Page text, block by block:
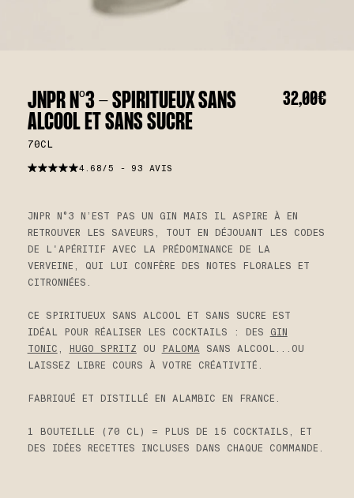
JNPR N°3 - SPIRITUEUX SANS
ALCOOL ET SANS SUCRE
70CL
32,00€
4.68/5 - 93 AVIS
JNPR N°3 N’EST PAS UN GIN MAIS IL ASPIRE À EN
RETROUVER LES SAVEURS, TOUT EN DÉJOUANT LES CODES
DE L'APÉRITIF AVEC LA PRÉDOMINANCE DE LA
VERVEINE, QUI LUI CONFÈRE DES NOTES FLORALES ET
CITRONNÉES.
CE SPIRITUEUX SANS ALCOOL ET SANS SUCRE EST
IDÉAL POUR RÉALISER LES COCKTAILS : DES GIN
TONIC , HUGO SPRITZ OU PALOMA SANS ALCOOL...OU
LAISSEZ LIBRE COURS À VOTRE CRÉATIVITÉ.
FABRIQUÉ ET DISTILLÉ EN ALAMBIC EN FRANCE.
1 BOUTEILLE (70 CL) = PLUS DE 15 COCKTAILS, ET
DES IDÉES RECETTES INCLUSES DANS CHAQUE COMMANDE.